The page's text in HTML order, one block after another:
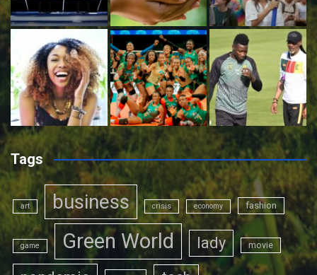
Tags
art business crisis economy fashion
game Green World lady movie